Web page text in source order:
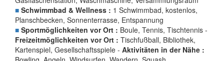
■ Schwimmbad & Wellness : 1 Schwimmbad, kostenlos,
Planschbecken, Sonnenterrasse, Entspannung
■ Sportmöglichkeiten vor Ort : Boule, Tennis, Tischtennis -
Freizeitmöglichkeiten vor Ort : Tischfußball, Bibliothek,
Kartenspiel, Gesellschaftsspiele - Aktivitäten in der Nähe :